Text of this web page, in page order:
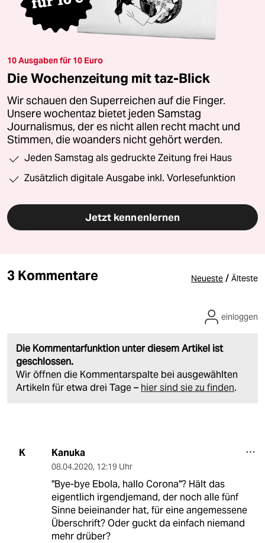
10 Ausgaben für 10 Euro
Die Wochenzeitung mit taz-Blick
Wir schauen den Superreichen auf die Finger.
Unsere wochentaz bietet jeden Samstag
Journalismus, der es nicht allen recht macht und
Stimmen, die woanders nicht gehört werden.
Jeden Samstag als gedruckte Zeitung frei Haus
Zusätzlich digitale Ausgabe inkl. Vorlesefunktion
Jetzt kennenlernen
3 Kommentare Neueste / Älteste
Die Kommentarfunktion unter diesem Artikel ist
geschlossen.
Wir öffnen die Kommentarspalte bei ausgewählten
Artikeln für etwa drei Tage – hier sind sie zu finden.
einloggen
K Kanuka
08.04.2020, 12:19 Uhr
"Bye-bye Ebola, hallo Corona"? Hält das
eigentlich irgendjemand, der noch alle fünf
Sinne beieinander hat, für eine angemessene
Überschrift? Oder guckt da einfach niemand
mehr drüber?